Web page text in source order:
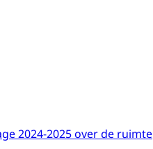
2024-2025 over de ruimte